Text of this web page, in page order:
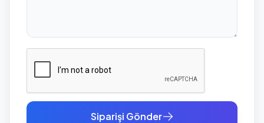
Siparişi Gönder